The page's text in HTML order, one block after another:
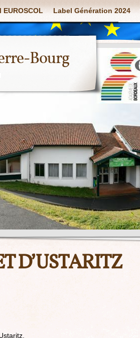
EUROSCOL Label Génération 2024
Bourg
D’USTARITZ